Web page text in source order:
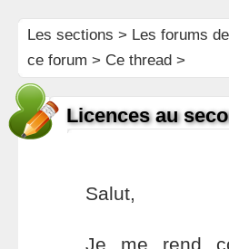
Les sections > Les forums
ce forum > Ce thread >
Licences au
Salut,
Je me rend